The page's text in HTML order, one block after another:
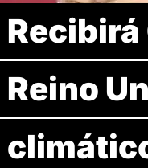
Recibirá
Reino